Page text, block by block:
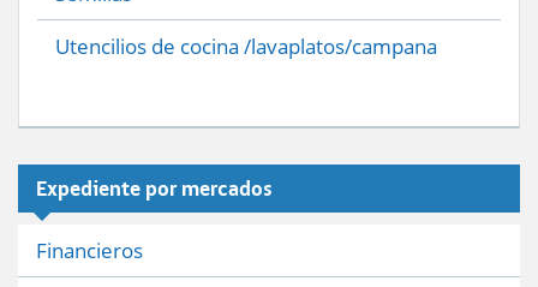
Utencilios de cocina /lavaplatos/campana
Expediente por mercados
Financieros